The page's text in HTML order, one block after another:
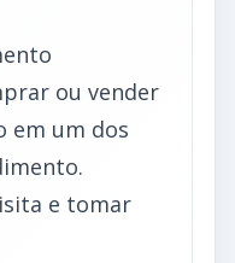
ou vender
em um dos
e tomar